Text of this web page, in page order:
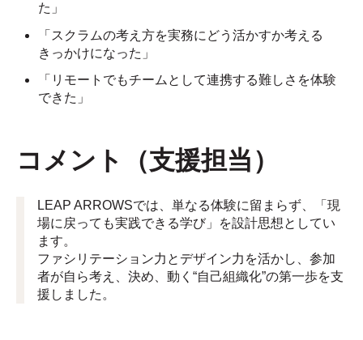
た」
「スクラムの考え方を実務にどう活かすか考える
きっかけになった」
「リモートでもチームとして連携する難しさを体験
できた」
コメント（支援担当）
LEAP ARROWSでは、単なる体験に留まらず、「現
場に戻っても実践できる学び」を設計思想としてい
ます。
ファシリテーション力とデザイン力を活かし、参加
者が自ら考え、決め、動く“自己組織化”の第一歩を支
援しました。